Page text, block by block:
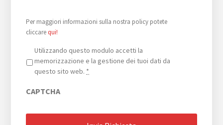
Per maggiori informazioni sulla nostra policy potete
cliccarequi!
Privacy *
Utilizzando questo modulo accetti la
memorizzazione e la gestione dei tuoi dati da
questo sito web. *
CAPTCHA